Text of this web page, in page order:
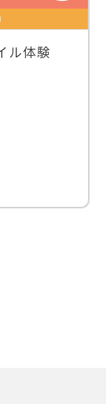
ル体験